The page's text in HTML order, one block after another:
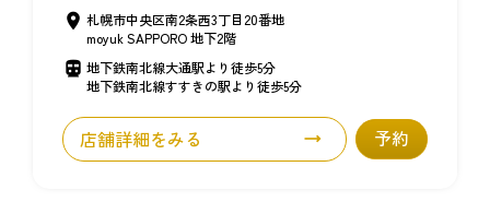
札幌市中央区南2条西3丁目20番地
moyuk SAPPORO 地下2階
地下鉄南北線大通駅より徒歩5分
地下鉄南北線すすきの駅より徒歩5分
店舗詳細をみる 予約